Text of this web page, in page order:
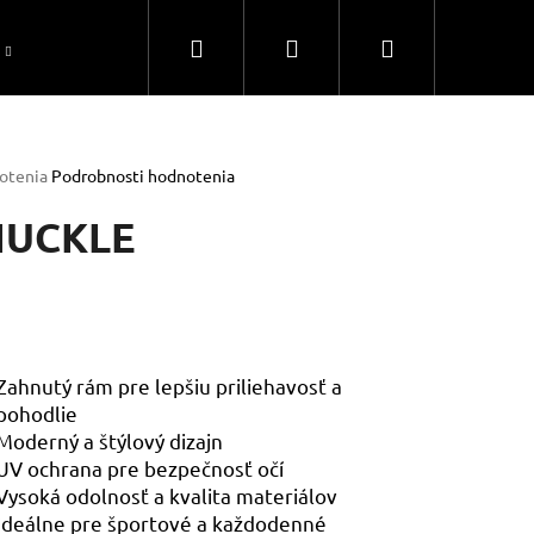
Ako si vybrať slnečné okuliare Dirty Dog
Hľadať PrihlásenieNákupný
Podrobnosti hodnotenia
rám pre lepšiu priliehavosť a
a štýlový dizajn
ochrana pre bezpečnosť očí
odolnosť a kvalita materiálov
pre športové a každodenné